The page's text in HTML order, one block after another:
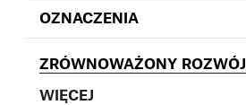
OZNACZENIA
ZRÓWNOWAŻONY ROZWÓJ
WIĘCEJ